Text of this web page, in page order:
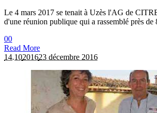
Le 4 mars 2017 se tenait à Uzès l'AG de
d'une réunion publique qui a rassemblé près de
00
Read More
14.10201623 décembre 2016